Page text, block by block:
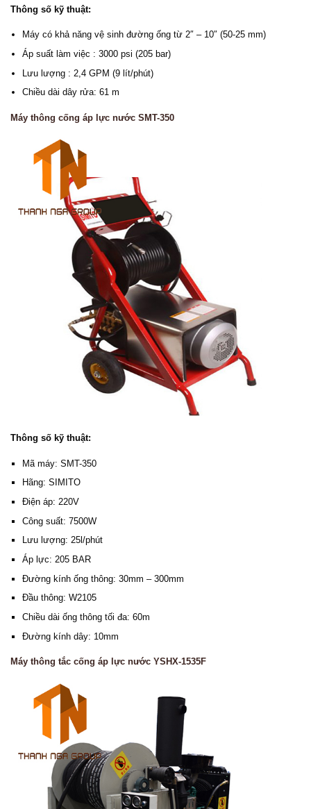
Thông số kỹ thuật:
Máy có khả năng vệ sinh đường ống từ 2″ – 10″ (50-25 mm)
Áp suất làm việc : 3000 psi (205 bar)
Lưu lượng : 2,4 GPM (9 lít/phút)
Chiều dài dây rửa: 61 m
Máy thông cống áp lực nước SMT-350
Thông số kỹ thuật:
Mã máy: SMT-350
Hãng: SIMITO
Điện áp: 220V
Công suất: 7500W
Lưu lượng: 25l/phút
Áp lực: 205 BAR
Đường kính ống thông: 30mm – 300mm
Đầu thông: W2105
Chiều dài ống thông tối đa: 60m
Đường kính dây: 10mm
Máy thông tắc cống áp lực nước YSHX-1535F